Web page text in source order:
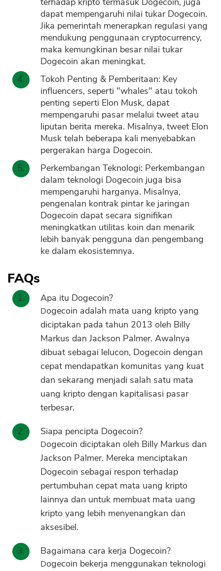
dapat mempengaruhi nilai tukar Dogecoin.
Jika pemerintah menerapkan regulasi yang
mendukung penggunaan cryptocurrency,
maka kemungkinan besar nilai tukar
Dogecoin akan meningkat.
Tokoh Penting & Pemberitaan: Key
influencers, seperti "whales" atau tokoh
penting seperti Elon Musk, dapat
mempengaruhi pasar melalui tweet atau
liputan berita mereka. Misalnya, tweet Elon
Musk telah beberapa kali menyebabkan
pergerakan harga Dogecoin.
Perkembangan Teknologi: Perkembangan
dalam teknologi Dogecoin juga bisa
mempengaruhi harganya. Misalnya,
pengenalan kontrak pintar ke jaringan
Dogecoin dapat secara signifikan
meningkatkan utilitas koin dan menarik
lebih banyak pengguna dan pengembang
ke dalam ekosistemnya.
FAQs
Apa itu Dogecoin?
Dogecoin adalah mata uang kripto yang
diciptakan pada tahun 2013 oleh Billy
Markus dan Jackson Palmer. Awalnya
dibuat sebagai lelucon, Dogecoin dengan
cepat mendapatkan komunitas yang kuat
dan sekarang menjadi salah satu mata
uang kripto dengan kapitalisasi pasar
terbesar.
Siapa pencipta Dogecoin?
Dogecoin diciptakan oleh Billy Markus dan
Jackson Palmer. Mereka menciptakan
Dogecoin sebagai respon terhadap
pertumbuhan cepat mata uang kripto
lainnya dan untuk membuat mata uang
kripto yang lebih menyenangkan dan
aksesibel.
Bagaimana cara kerja Dogecoin?
Dogecoin bekerja menggunakan teknologi